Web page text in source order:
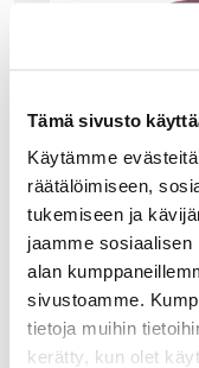
Tämä sivusto
Käytämme
räätälöimiseen,
tukemiseen ja
jaamme
alan
sivustoamme.
tietoja muihin
kerätty, kun olet